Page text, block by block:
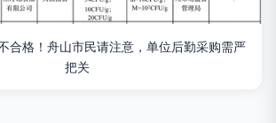
合格！舟山市民请注意，单位后勤采购需严
把关